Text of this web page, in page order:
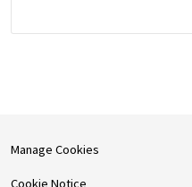
Manage Cookies
Cookie Notice